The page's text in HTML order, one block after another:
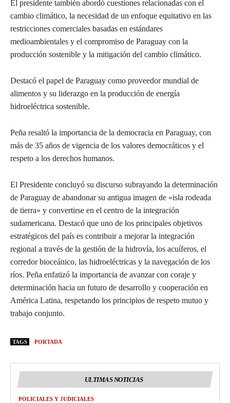
El presidente también abordó cuestiones relacionadas con el
cambio climático, la necesidad de un enfoque equitativo en las
restricciones comerciales basadas en estándares
medioambientales y el compromiso de Paraguay con la
producción sostenible y la mitigación del cambio climático.
Destacó el papel de Paraguay como proveedor mundial de
alimentos y su liderazgo en la producción de energía
hidroeléctrica sostenible.
Peña resaltó la importancia de la democracia en Paraguay, con
más de 35 años de vigencia de los valores democráticos y el
respeto a los derechos humanos.
El Presidente concluyó su discurso subrayando la determinación
de Paraguay de abandonar su antigua imagen de «isla rodeada
de tierra» y convertirse en el centro de la integración
sudamericana. Destacó que uno de los principales objetivos
estratégicos del país es contribuir a mejorar la integración
regional a través de la gestión de la hidrovía, los acuíferos, el
corredor bioceánico, las hidroeléctricas y la navegación de los
ríos. Peña enfatizó la importancia de avanzar con coraje y
determinación hacia un futuro de desarrollo y cooperación en
América Latina, respetando los principios de respeto mutuo y
trabajo conjunto.
TAGS PORTADA
ULTIMAS NOTICIAS
POLICIALES Y JUDICIALES